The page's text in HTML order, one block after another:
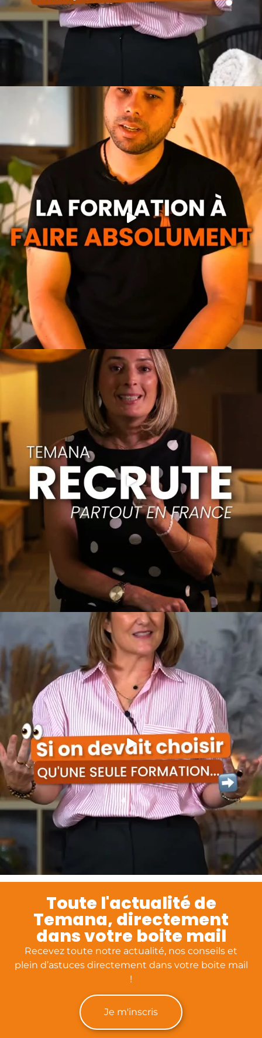
Toute l'actualité de
Temana, directement
dans votre boite mail
Recevez toute notre actualité, nos conseils et
plein d’astuces directement dans votre boite mail
!
Je m'inscris